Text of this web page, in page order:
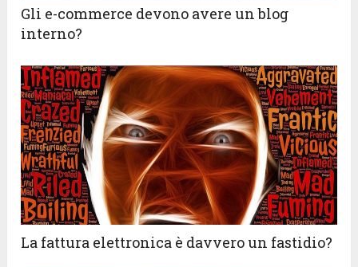
Gli e-commerce devono avere un blog
interno?
La fattura elettronica è davvero un fastidio?